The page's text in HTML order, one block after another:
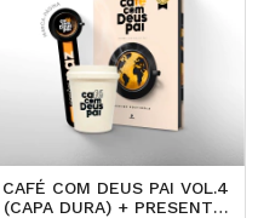
CAFÉ COM DEUS PAI VOL.4
(CAPA DURA) + PRESENTE: